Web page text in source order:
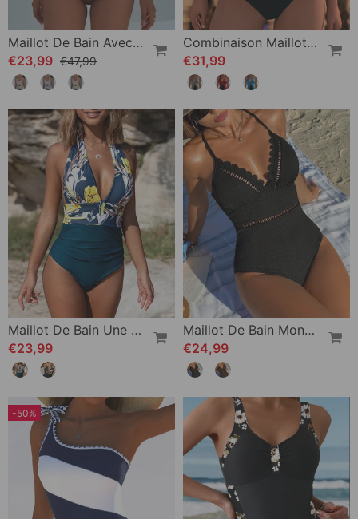
Maillot De Bain Avec Découpe Croisée Pour Style Détendu De Resort
€23,99 €47,99
Combinaison Maillot De Bain Imprimé Léopard Patchwork Col V
€31,99
Maillot De Bain Une Pièce Fleuri
€23,99
Maillot De Bain Monopiece Uni Sexy Creux
€24,99
-50%